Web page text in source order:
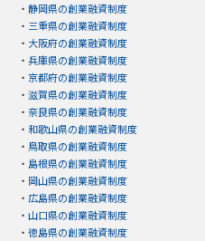
・ 静岡県の創業融資制度
・ 三重県の創業融資制度
・ 大阪府の創業融資制度
・ 兵庫県の創業融資制度
・ 京都府の創業融資制度
・ 滋賀県の創業融資制度
・ 奈良県の創業融資制度
・ 和歌山県の創業融資制度
・ 鳥取県の創業融資制度
・ 島根県の創業融資制度
・ 岡山県の創業融資制度
・ 広島県の創業融資制度
・ 山口県の創業融資制度
・ 徳島県の創業融資制度